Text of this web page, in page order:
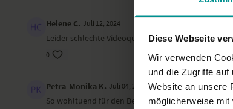
Diese Webseite
Wir verwenden
und die Zugriffe
Website an unsere
möglicherweise
Helene C. Juli 12, 2024
Leider schlechte Videoqualität :(
0
Petra-Monika K. Juli 04, 2024
So wohltuend für den Beginn eines neuen Tages,